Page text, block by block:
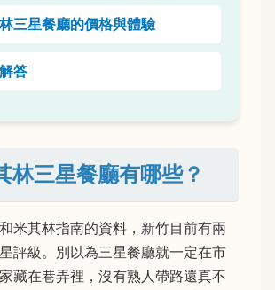
三星餐廳的價格與體驗
答
林三星餐廳有哪些？
米其林指南的資料，新竹目前有兩
評級。別以為三星餐廳就一定在市
藏在巷弄裡，沒有熟人帶路還真不